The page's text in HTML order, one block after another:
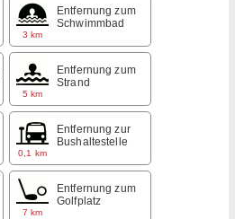
3 km
Entfernung zum
Schwimmbad
5 km
Entfernung zum
Strand
0,1 km
Entfernung zur
Bushaltestelle
7 km
Entfernung zum
Golfplatz